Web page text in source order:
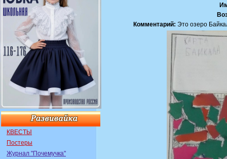
КВЕСТЫ
Постеры
Журнал "Почемучка"
Комментарий: Это озеро